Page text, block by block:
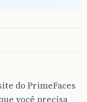
do PrimeFaces
você precisa